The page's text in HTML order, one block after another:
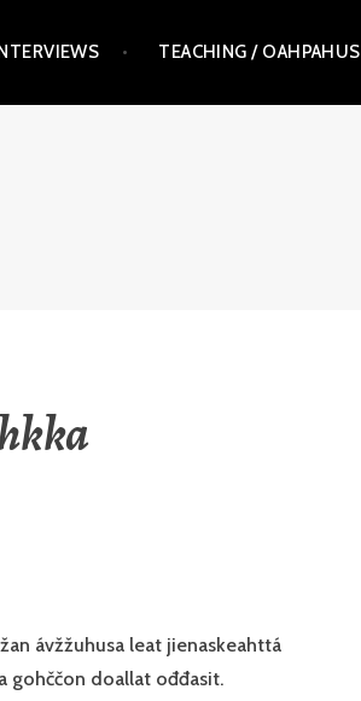
TEACHING / OAHPAHUS
ávžžuhusa leat jienaskeahttá
gohččon doallat ođđasit.